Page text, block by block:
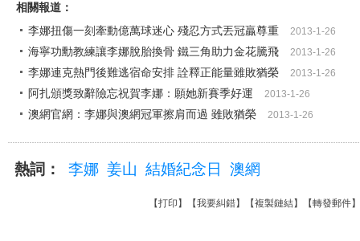
相關報道：
李娜扭傷一刻牽動億萬球迷心 殘忍方式丟冠贏尊重
2013-1-26
海寧功勳教練讓李娜脫胎換骨 鐵三角助力金花騰飛 2013-1-26
李娜連克熱門後難逃宿命安排 詮釋正能量雖敗猶榮 2013-1-26
阿扎頒獎致辭險忘祝賀李娜：願她新賽季好運 2013-1-26
澳網官網：李娜與澳網冠軍擦肩而過 雖敗猶榮 2013-1-26
熱詞： 李娜 姜山 結婚紀念日 澳網
【打印 】【我要糾錯】【複製鏈結】【轉發郵件